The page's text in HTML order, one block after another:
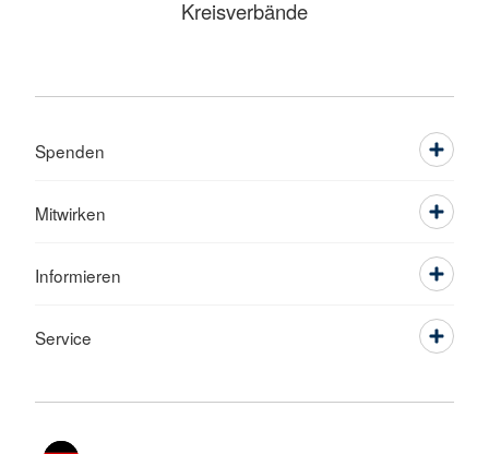
Kreisverbände
Spenden
Mitwirken
Informieren
Service
Sprache wechseln zu